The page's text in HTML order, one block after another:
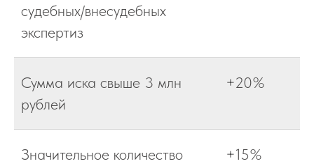
судебных/внесудебных
экспертиз
Сумма иска свыше 3 млн
рублей
+20%
Значительное количество
+15%